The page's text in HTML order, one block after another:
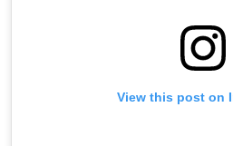
View this post on